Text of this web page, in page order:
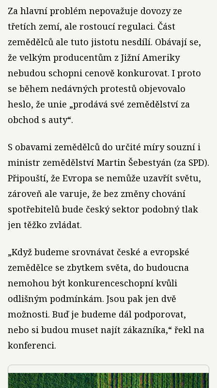
Za hlavní problém nepovažuje dovozy ze
třetích zemí, ale rostoucí regulaci. Část
zemědělců ale tuto jistotu nesdílí. Obávají se,
že velkým producentům z Jižní Ameriky
nebudou schopni cenově konkurovat. I proto
se během nedávných protestů objevovalo
heslo, že unie „prodává své zemědělství za
obchod s auty“.
S obavami zemědělců do určité míry souzní i
ministr zemědělství Martin Šebestyán (za SPD).
Připouští, že Evropa se nemůže uzavřít světu,
zároveň ale varuje, že bez změny chování
spotřebitelů bude český sektor podobný tlak
jen těžko zvládat.
„Když budeme srovnávat české a evropské
zemědělce se zbytkem světa, do budoucna
nemohou být konkurenceschopní kvůli
odlišným podmínkám. Jsou pak jen dvě
možnosti. Buď je budeme dál podporovat,
nebo si budou muset najít zákazníka,“ řekl na
konferenci.